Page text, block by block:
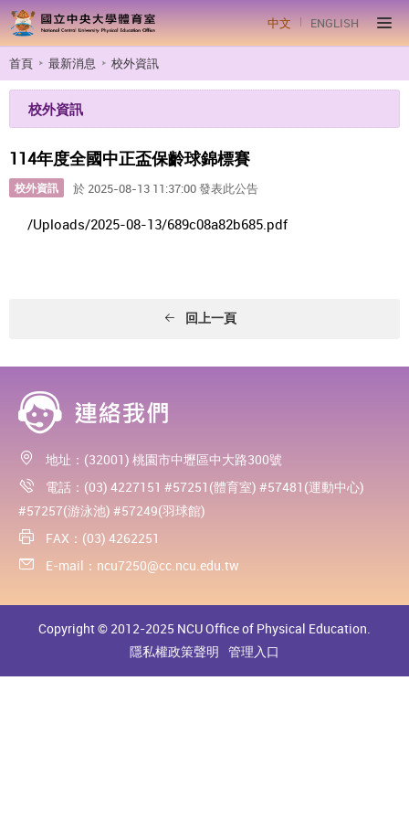
中文 ENGLISH
首頁 最新消息 校外資訊
校外資訊
114年度全國中正盃保齡球錦標賽
校外資訊 於 2025-08-13 11:37:00 發表此公告
/Uploads/2025-08-13/689c08a82b685.pdf
回上一頁
地址：(32001) 桃園市中壢區中大路300號
電話：(03) 4227151 #57251(體育室) #57481(運動中心)
#57257(游泳池) #57249(羽球館)
FAX：(03) 4262251
E-mail： ncu7250@cc.ncu.edu.tw
Copyright © 2012-2025 NCU Office of Physical Education.
隱私權政策聲明 管理入口